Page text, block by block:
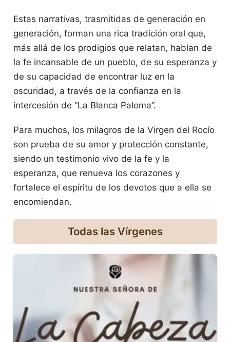
Estas narrativas, trasmitidas de generación en
generación, forman una rica tradición oral que,
más allá de los prodigios que relatan, hablan de
la fe incansable de un pueblo, de su esperanza y
de su capacidad de encontrar luz en la
oscuridad, a través de la confianza en la
intercesión de “La Blanca Paloma”.
Para muchos, los milagros de la Virgen del Rocío
son prueba de su amor y protección constante,
siendo un testimonio vivo de la fe y la
esperanza, que renueva los corazones y
fortalece el espíritu de los devotos que a ella se
encomiendan.
Todas las Vírgenes